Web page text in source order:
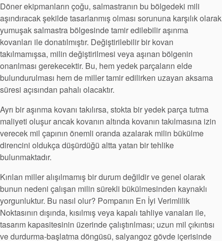
Döner ekipmanların çoğu, salmastranın bu bölgedeki mili
aşındıracak şekilde tasarlanmış olması sorununa karşılık olarak
yumuşak salmastra bölgesinde tamir edilebilir aşınma
kovanları ile donatılmıştır. Değiştirilebilir bir kovan
takılmamışsa, milin değiştirilmesi veya aşınan bölgenin
onarılması gerekecektir. Bu, hem yedek parçaların elde
bulundurulması hem de miller tamir edilirken uzayan aksama
süresi açısından pahalı olacaktır.
Ayrı bir aşınma kovanı takılırsa, stokta bir yedek parça tutma
maliyeti oluşur ancak kovanın altında kovanın takılmasına izin
verecek mil çapının önemli oranda azalarak milin bükülme
direncini oldukça düşürdüğü altta yatan bir tehlike
bulunmaktadır.
Kırılan miller alışılmamış bir durum değildir ve genel olarak
bunun nedeni çalışan milin sürekli bükülmesinden kaynaklı
yorgunluktur. Bu nasıl olur? Pompanın En İyi Verimlilik
Noktasının dışında, kısılmış veya kapalı tahliye vanaları ile,
tasarım kapasitesinin üzerinde çalıştırılması; uzun mil çıkıntısı
ve durdurma-başlatma döngüsü, salyangoz gövde içerisinde